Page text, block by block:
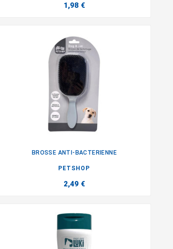
1,98 €
BROSSE ANTI-BACTERIENNE
PETSHOP
2,49 €